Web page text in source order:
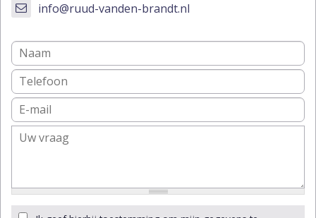
info@ruud-vanden-brandt.nl